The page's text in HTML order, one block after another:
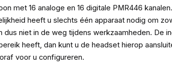
met 16 analoge en 16 digitale PMR446
heeft u slechts één apparaat nodig om
niet in de weg tijdens werkzaamheden. De
heeft, dan kunt u de headset hierop
voor u configureren.